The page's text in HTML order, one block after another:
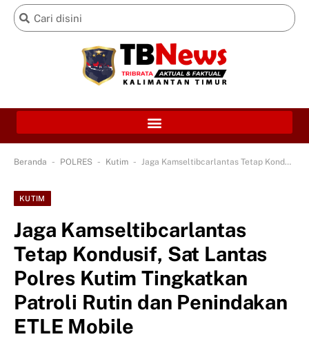
Beranda - POLRES - Kutim - Jaga Kamseltibcarlantas Tetap Kondusif, Sat Lantas Polres Kutim Tingkatkan Patroli Rutin dan Penindakan ETLE Mobile
KUTIM
Jaga Kamseltibcarlantas
Tetap Kondusif, Sat Lantas
Polres Kutim Tingkatkan
Patroli Rutin dan Penindakan
ETLE Mobile